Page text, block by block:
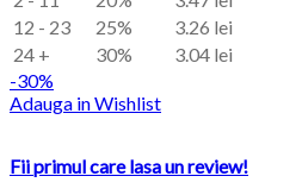
12 - 23
25% 3.26 lei
24 +
30% 3.04 lei
-30%
Adauga in Wishlist
Fii primul care lasa un review!